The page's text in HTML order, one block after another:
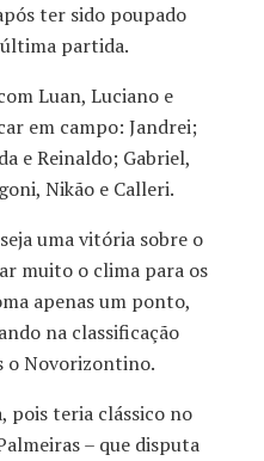
ter sido poupado
partida.
Luan, Luciano e
em campo: Jandrei;
e Reinaldo; Gabriel,
Nikão e Calleri.
uma vitória sobre o
muito o clima para os
apenas um ponto,
na classificação
o Novorizontino.
pois teria clássico no
– que disputa